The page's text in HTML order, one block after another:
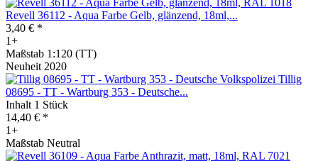
Revell 36112 - Aqua Farbe Gelb, glänzend, 18ml,...
3,40 € *
1+
Maßstab 1:120 (TT)
Neuheit 2020
Tillig
08695 - TT - Wartburg 353 - Deutsche...
Inhalt 1 Stück
14,40 € *
1+
Maßstab Neutral